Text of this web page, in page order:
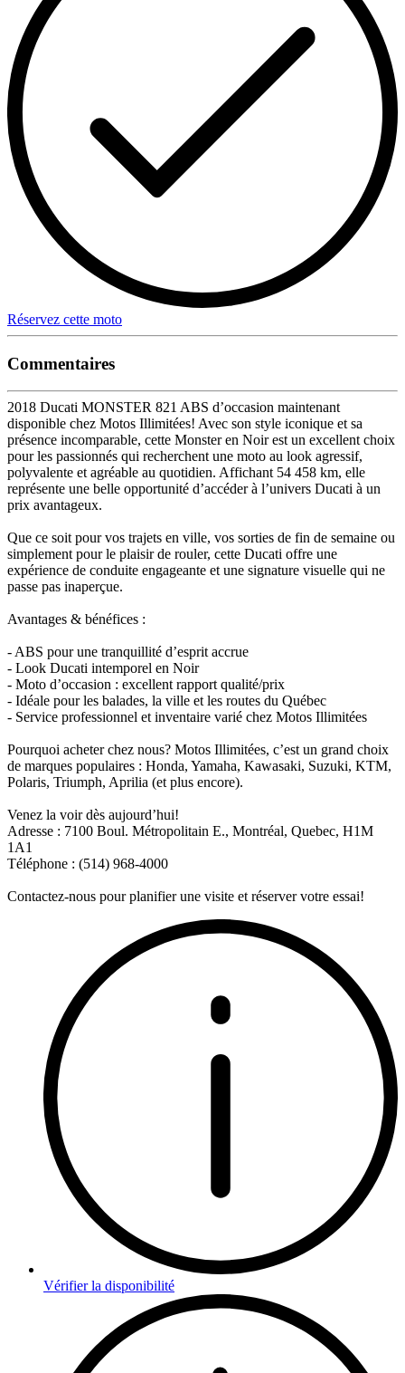
Réservez cette moto
Commentaires
2018 Ducati MONSTER 821 ABS d’occasion maintenant
disponible chez Motos Illimitées! Avec son style iconique et sa
présence incomparable, cette Monster en Noir est un excellent choix
pour les passionnés qui recherchent une moto au look agressif,
polyvalente et agréable au quotidien. Affichant 54 458 km, elle
représente une belle opportunité d’accéder à l’univers Ducati à un
prix avantageux.
Que ce soit pour vos trajets en ville, vos sorties de fin de semaine ou
simplement pour le plaisir de rouler, cette Ducati offre une
expérience de conduite engageante et une signature visuelle qui ne
passe pas inaperçue.
Avantages & bénéfices :
- ABS pour une tranquillité d’esprit accrue
- Look Ducati intemporel en Noir
- Moto d’occasion : excellent rapport qualité/prix
- Idéale pour les balades, la ville et les routes du Québec
- Service professionnel et inventaire varié chez Motos Illimitées
Pourquoi acheter chez nous? Motos Illimitées, c’est un grand choix
de marques populaires : Honda, Yamaha, Kawasaki, Suzuki, KTM,
Polaris, Triumph, Aprilia (et plus encore).
Venez la voir dès aujourd’hui!
Adresse : 7100 Boul. Métropolitain E., Montréal, Quebec, H1M
1A1
Téléphone : (514) 968-4000
Contactez-nous pour planifier une visite et réserver votre essai!
Vérifier la disponibilité